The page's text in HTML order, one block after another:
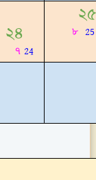
২৪
৭ 24
২৫
৮ 25